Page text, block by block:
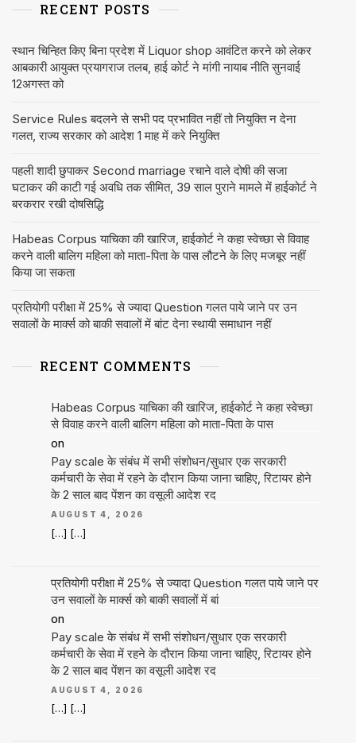
RECENT POSTS
स्थान चिन्हित किए बिना प्रदेश में Liquor shop आवंटित करने को लेकर
आबकारी आयुक्त प्रयागराज तलब, हाई कोर्ट ने मांगी नायाब नीति सुनवाई
12अगस्त को
Service Rules बदलने से सभी पद प्रभावित नहीं तो नियुक्ति न देना
गलत, राज्य सरकार को आदेश 1 माह में करे नियुक्ति
पहली शादी छुपाकर Second marriage रचाने वाले दोषी की सजा
घटाकर की काटी गई अवधि तक सीमित, 39 साल पुराने मामले में हाईकोर्ट ने
बरकरार रखी दोषसिद्धि
Habeas Corpus याचिका की खारिज, हाईकोर्ट ने कहा स्वेच्छा से विवाह
करने वाली बालिग महिला को माता-पिता के पास लौटने के लिए मजबूर नहीं
किया जा सकता
प्रतियोगी परीक्षा में 25% से ज्यादा Question गलत पाये जाने पर उन
सवालों के मार्क्स को बाकी सवालों में बांट देना स्थायी समाधान नहीं
RECENT COMMENTS
Habeas Corpus याचिका की खारिज, हाईकोर्ट ने कहा स्वेच्छा
से विवाह करने वाली बालिग महिला को माता-पिता के पास
on
Pay scale के संबंध में सभी संशोधन/सुधार एक सरकारी
कर्मचारी के सेवा में रहने के दौरान किया जाना चाहिए, रिटायर होने
के 2 साल बाद पेंशन का वसूली आदेश रद
AUGUST 4, 2026
[…] […]
प्रतियोगी परीक्षा में 25% से ज्यादा Question गलत पाये जाने पर
उन सवालों के मार्क्स को बाकी सवालों में बां
on
Pay scale के संबंध में सभी संशोधन/सुधार एक सरकारी
कर्मचारी के सेवा में रहने के दौरान किया जाना चाहिए, रिटायर होने
के 2 साल बाद पेंशन का वसूली आदेश रद
AUGUST 4, 2026
[…] […]